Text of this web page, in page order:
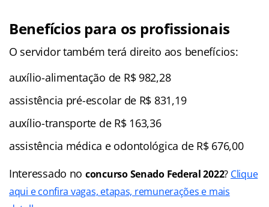
Benefícios para os profissionais
O servidor também terá direito aos benefícios:
auxílio-alimentação de R$ 982,28
assistência pré-escolar de R$ 831,19
auxílio-transporte de R$ 163,36
assistência médica e odontológica de R$ 676,00
Interessado no concurso Senado Federal 2022? Clique
aqui e confira vagas, etapas, remunerações e mais